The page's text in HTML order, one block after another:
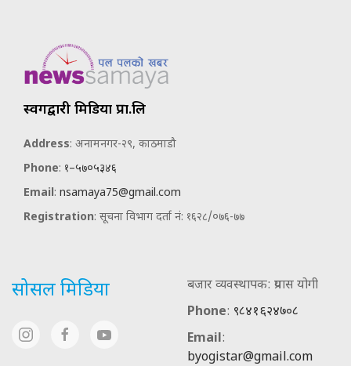
स्वर्गद्वारी मिडिया प्रा.लि
Address: अनामनगर-२९, काठमाडौ
Phone: १–५७०५३४६
Email: nsamaya75@gmail.com
Registration: सूचना विभाग दर्ता नं: १६२८/०७६-७७
सोसल मिडिया
बजार व्यवस्थापक: प्रयास योगी
Phone: ९८४१६२४७०८
Email:
byogistar@gmail.com